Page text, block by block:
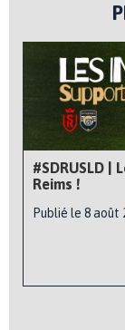
#SDRUSLD |
Reims !
Publié le 8 août